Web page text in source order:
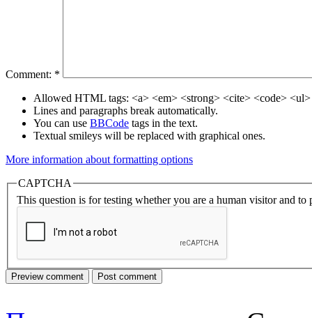
Comment: *
Allowed HTML tags: <a> <em> <strong> <cite> <code>
Lines and paragraphs break automatically.
You can use BBCode tags in the text.
Textual smileys will be replaced with graphical ones.
More information about formatting options
CAPTCHA
This question is for testing whether you are a human visitor and to